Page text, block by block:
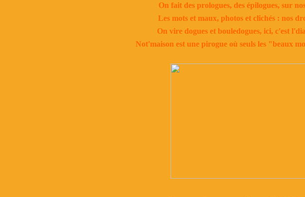
On fait des prologues, des épilogues, sur
Les mots et maux, photos et clichés : nos
On vire dogues et bouledogues, ici, c'est
Not'maison est une pirogue où seuls les "beaux